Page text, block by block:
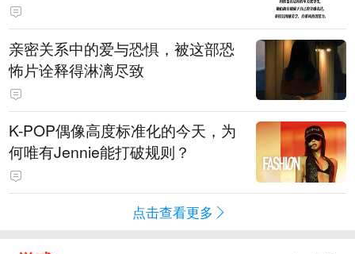
亲密关系中的爱与恐惧，被这部恐
怖片诠释得淋漓尽致
K-POP偶像高度标准化的今天，为
何唯有Jennie能打破规则？
点击查看更多